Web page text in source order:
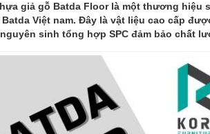
giả gỗ Batda Floor là một thương
Batda Việt nam. Đây là vật liệu cao cấp
sinh tổng hợp SPC đảm bảo chất